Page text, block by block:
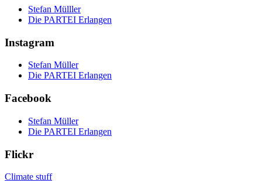
Stefan Mülller
Die PARTEI Erlangen
Instagram
Stefan Müller
Die PARTEI Erlangen
Facebook
Stefan Müller
Die PARTEI Erlangen
Flickr
Climate stuff